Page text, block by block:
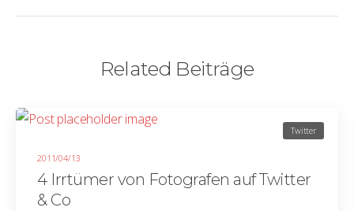
Related Beiträge
2011/04/13
Twitter
4 Irrtümer von Fotografen auf Twitter
& Co